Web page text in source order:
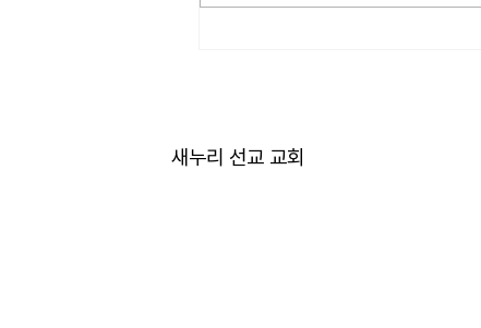
시에 저희 교회에서 호스트 합니
아버님을 뵈러 텍사스에 이번 수요
일부터 토요일까지
새누리 선교 교회